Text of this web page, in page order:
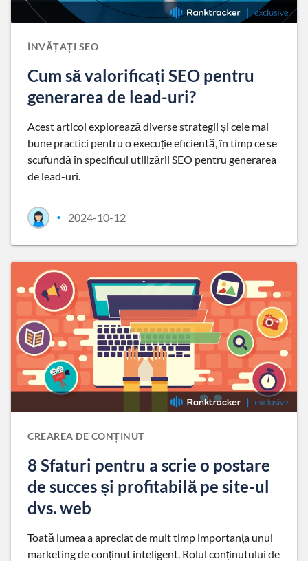
ÎNVĂȚAȚI SEO
Cum să valorificați SEO pentru
generarea de lead-uri?
Acest articol explorează diverse strategii și cele mai
bune practici pentru o execuție eficientă, în timp ce se
scufundă în specificul utilizării SEO pentru generarea
de lead-uri.
• 2024-10-12
CREAREA DE CONȚINUT
8 Sfaturi pentru a scrie o postare
de succes și profitabilă pe site-ul
dvs. web
Toată lumea a apreciat de mult timp importanța unui
marketing de conținut inteligent. Rolul conținutului de